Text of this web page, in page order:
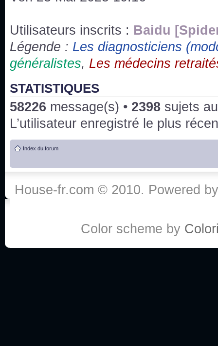
Bonne année tout le monde !
Un peu de ménage, spams supprimés. Depuis
chaines françaises diffusent House, HD1 et
3x24 Human Error mais je suis pas sur
Bonjour j'aimerais que l'on m'aide à trouver un
qu'une personne fait un arrêt cardiaque mais
:he:
Salut tout le monde ! Je me fais un petit après
Utilisateurs inscrits : Baidu
Légende : Les diagnosticiens
généralistes, Les médecins
STATISTIQUES
58226 message(s) • 2398 sujets
L’utilisateur enregistré le plus
Index du forum
House-fr.com © 2010. Powered
Color scheme by